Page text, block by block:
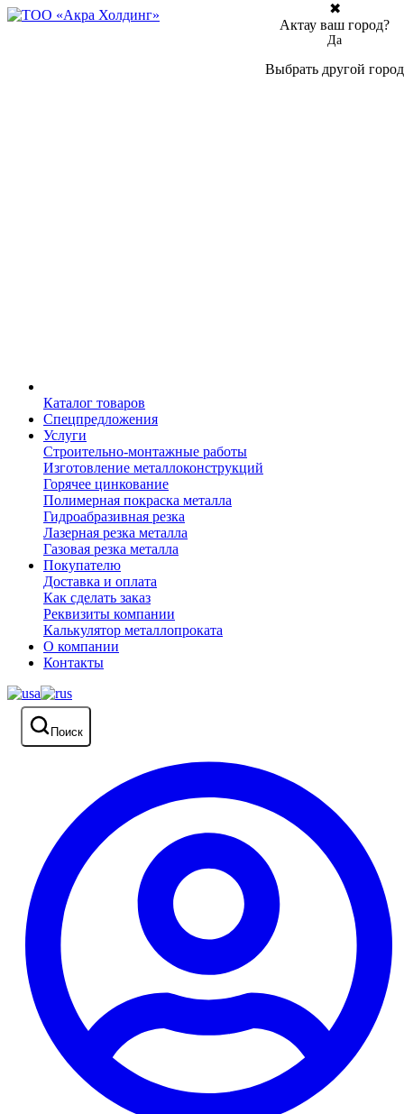
Каталог товаров
Спецпредложения
Услуги
Строительно-монтажные работы
Изготовление металлоконструкций
Горячее цинкование
Полимерная покраска металла
Гидроабразивная резка
Лазерная резка металла
Газовая резка металла
Покупателю
Доставка и оплата
Как сделать заказ
Реквизиты компании
Калькулятор металлопроката
О компании
Контакты
Поиск
✖
Актау ваш город?
Да
Выбрать другой город